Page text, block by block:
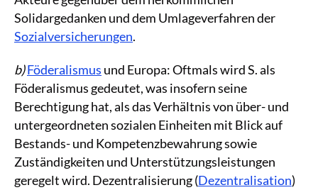
Solidargedanken und dem Umlageverfahren der
Sozialversicherungen.
b)Föderalismus und Europa: Oftmals wird S. als
Föderalismus gedeutet, was insofern seine
Berechtigung hat, als das Verhältnis von über- und
untergeordneten sozialen Einheiten mit Blick auf
Bestands- und Kompetenzbewahrung sowie
Zuständigkeiten und Unterstützungsleistungen
geregelt wird. Dezentralisierung (Dezentralisation)